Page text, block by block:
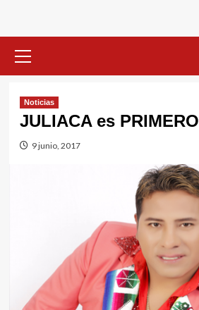
primario
Noticias
JULIACA es PRIMERO
9 junio, 2017